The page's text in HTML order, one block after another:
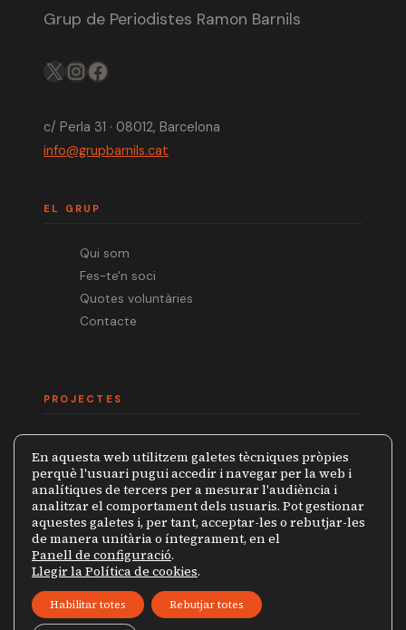
Grup de Periodistes Ramon Barnils
X IGFB
c/ Perla 31 · 08012, Barcelona
info@grupbarnils.cat
EL GRUP
Qui som
Fes-te'n soci
Quotes voluntàries
Contacte
PROJECTES
Premi Ramon Barnils
Col·lecció Periodistes
Mapa de la Censura
© 2026 Grup de Periodistes Ramon Barnils
Política de privacitat
En aquesta web utilitzem galetes tècniques pròpies
perquè l'usuari pugui accedir i navegar per la web i
analítiques de tercers per a mesurar l'audiència i
analitzar el comportament dels usuaris. Pot gestionar
aquestes galetes i, per tant, acceptar-les o rebutjar-les
de manera unitària o íntegrament, en el
Panell de configuració.
Llegir la Política de cookies.
Habilitar totes Rebutjar totes